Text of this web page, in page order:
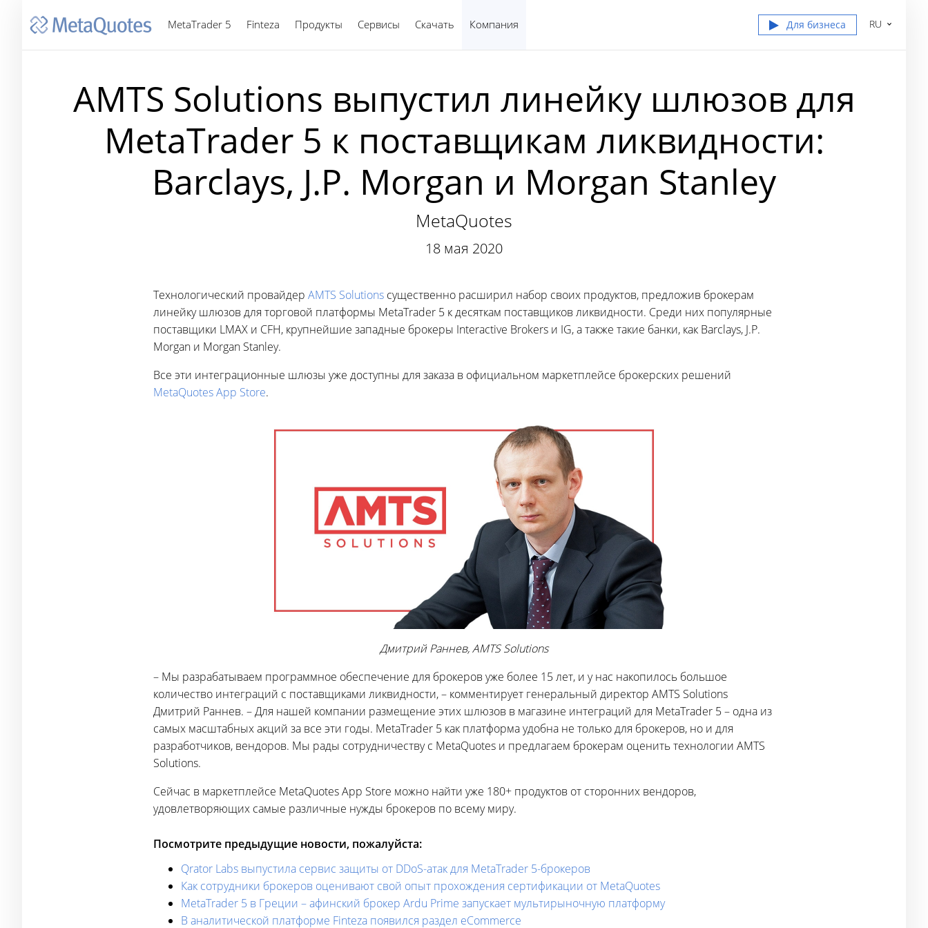
MetaTrader 5 Finteza Продукты Сервисы Скачать Компания Для бизнеса RU
AMTS Solutions выпустил линейку шлюзов для
MetaTrader 5 к поставщикам ликвидности:
Barclays, J.P. Morgan и Morgan Stanley
MetaQuotes
18 мая 2020
Технологический провайдер AMTS Solutions существенно расширил набор своих продуктов, предложив брокерам
линейку шлюзов для торговой платформы MetaTrader 5 к десяткам поставщиков ликвидности. Среди них популярные
поставщики LMAX и CFH, крупнейшие западные брокеры Interactive Brokers и IG, а также такие банки, как Barclays, J.P.
Morgan и Morgan Stanley.
Все эти интеграционные шлюзы уже доступны для заказа в официальном маркетплейсе брокерских решений
MetaQuotes App Store.
Дмитрий Раннев, AMTS Solutions
– Мы разрабатываем программное обеспечение для брокеров уже более 15 лет, и у нас накопилось большое
количество интеграций с поставщиками ликвидности, – комментирует генеральный директор AMTS Solutions
Дмитрий Раннев. – Для нашей компании размещение этих шлюзов в магазине интеграций для MetaTrader 5 – одна из
самых масштабных акций за все эти годы. MetaTrader 5 как платформа удобна не только для брокеров, но и для
разработчиков, вендоров. Мы рады сотрудничеству с MetaQuotes и предлагаем брокерам оценить технологии AMTS
Solutions.
Сейчас в маркетплейсе MetaQuotes App Store можно найти уже 180+ продуктов от сторонних вендоров,
удовлетворяющих самые различные нужды брокеров по всему миру.
Посмотрите предыдущие новости, пожалуйста:
Qrator Labs выпустила сервис защиты от DDoS-атак для MetaTrader 5-брокеров
Как сотрудники брокеров оценивают свой опыт прохождения сертификации от MetaQuotes
MetaTrader 5 в Греции – афинский брокер Ardu Prime запускает мультирыночную платформу
В аналитической платформе Finteza появился раздел eCommerce